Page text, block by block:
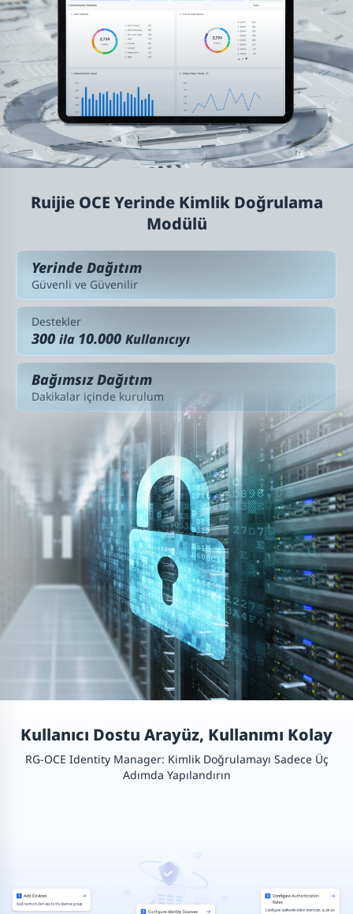
Ruijie OCE Yerinde Kimlik Doğrulama
Modülü
Yerinde Dağıtım
Güvenli ve Güvenilir
Destekler
300 ila 10.000 Kullanıcıyı
Bağımsız Dağıtım
Dakikalar içinde kurulum
Kullanıcı Dostu Arayüz, Kullanımı Kolay
RG-OCE Identity Manager: Kimlik Doğrulamayı Sadece Üç
Adımda Yapılandırın